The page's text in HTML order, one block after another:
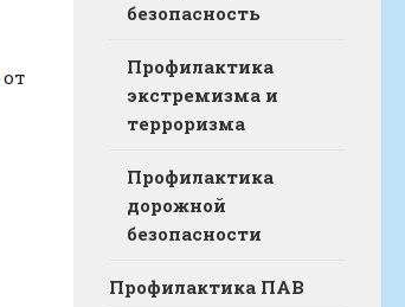
от
безопасность
Профилактика
экстремизма и
терроризма
Профилактика
дорожной
безопасности
Профилактика ПАВ